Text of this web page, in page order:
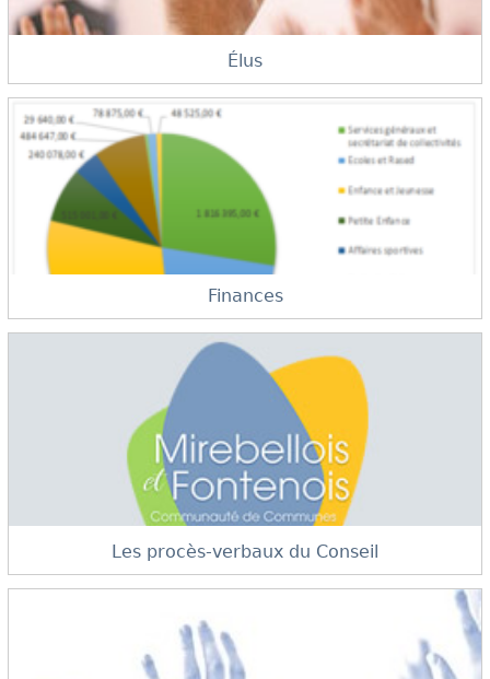
Élus
Finances
Les procès-verbaux du Conseil